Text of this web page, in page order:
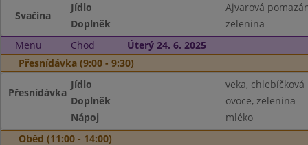
Svačina
Jídlo
Ajvarová
Doplněk
zelenina
Menu
Chod
Úterý 24. 6. 2025
Přesnídávka (9:00 - 9:30)
Přesnídávka
Jídlo
veka,
Doplněk
ovoce, zelenina
Nápoj
mléko
Oběd (11:00 - 14:00)